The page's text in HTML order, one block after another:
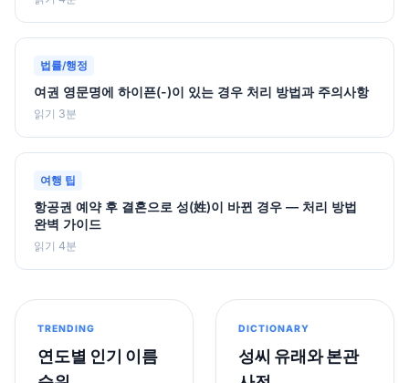
법률/행정
여권 영문명에 하이픈(-)이 있는 경우 처리 방법과 주의사항
읽기 3분
여행 팁
항공권 예약 후 결혼으로 성(姓)이 바뀐 경우 — 처리 방법
완벽 가이드
읽기 4분
TRENDING
연도별 인기 이름
DICTIONARY
성씨 유래와 본관